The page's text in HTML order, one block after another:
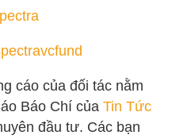
cáo của đối tác nằm
Báo Chí của Tin Tức
đầu tư. Các bạn